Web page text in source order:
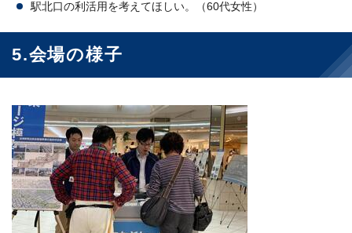
駅北口の利活用を考えてほしい。（60代女性）
5.会場の様子